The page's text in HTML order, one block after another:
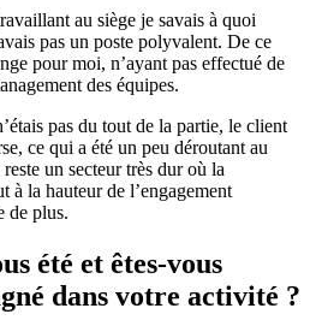
au siège je savais à quoi
pas un poste polyvalent. De ce
pour moi, n’ayant pas effectué de
des équipes.
pas du tout de la partie, le client
ce qui a été un peu déroutant au
un secteur très dur où la
à la hauteur de l’engagement
de plus.
été et êtes-vous
dans votre activité ?